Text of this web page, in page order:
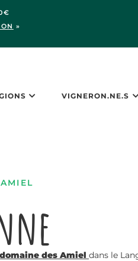
»
VIGNERON.NE.S
domaine des Amiel dans le